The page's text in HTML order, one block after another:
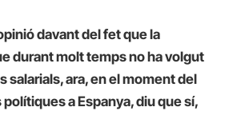
davant del fet que la
durant molt temps no ha volgut
salarials, ara, en el moment del
a Espanya, diu que sí,